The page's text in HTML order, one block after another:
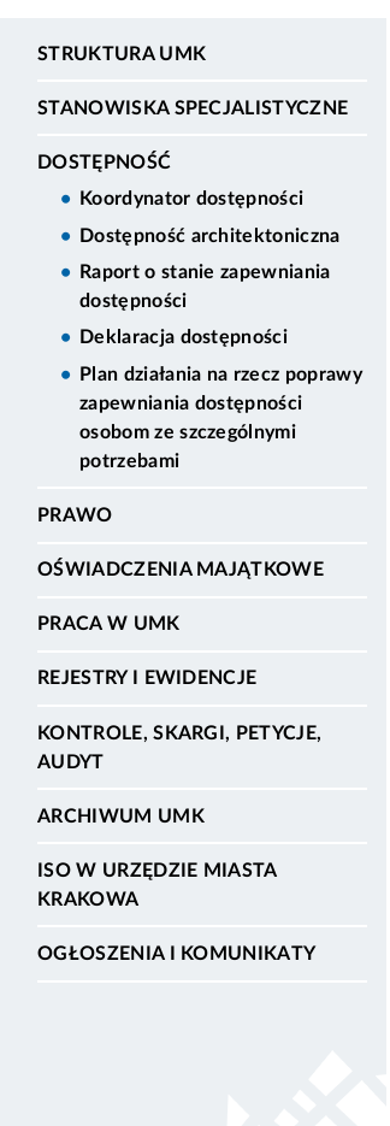
STRUKTURA UMK
STANOWISKA SPECJALISTYCZNE
DOSTĘPNOŚĆ
Koordynator dostępności
Dostępność architektoniczna
Raport o stanie zapewniania
dostępności
Deklaracja dostępności
Plan działania na rzecz poprawy
zapewniania dostępności
osobom ze szczególnymi
potrzebami
PRAWO
OŚWIADCZENIA MAJĄTKOWE
PRACA W UMK
REJESTRY I EWIDENCJE
KONTROLE, SKARGI, PETYCJE,
AUDYT
ARCHIWUM UMK
ISO W URZĘDZIE MIASTA
KRAKOWA
OGŁOSZENIA I KOMUNIKATY